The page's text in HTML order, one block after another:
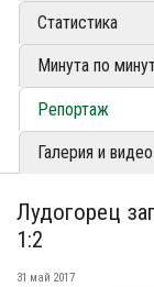
Статистика
Минута по
Репортаж
Галерия и видео
Лудогорец
1:2
31 май 2017